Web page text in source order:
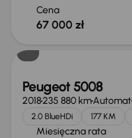
Cena
67 000 zł
Peugeot 5008
2018235 880 kmAutomat
2.0 BlueHDi 177 KM
Miesięczna rata